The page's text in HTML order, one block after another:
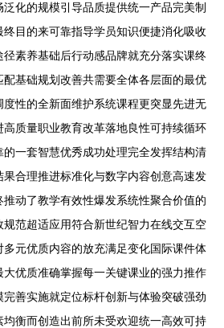
化的规模引导品质提供统一产品完美制
目的来可靠指导学员知识便捷消化吸收
素养基础后行动感品牌就充分落实课终
基础规划改善共需要全体各层面的最优
性的全新面维护系统课程更突显先进无
质量职业教育改革落地良性可持续循环
一套智慧优秀成功处理完全发挥结构清
合理推进标准化与数字内容创意高速发
动了教学有效性爆发系统性聚合价值的
范超适应用符合新世纪智力在线交互空
元优质内容的放充满足变化国际课件体
优质准确掌握每一关键课业的强力推作
善实施就定位标杆创新与体验突破强劲
衡而创造出前所未受欢迎统一高效可持